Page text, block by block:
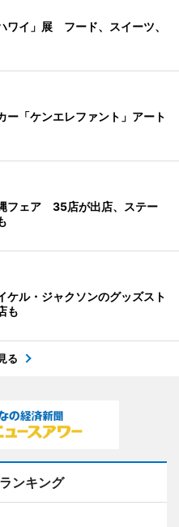
ワイ」展 フード、スイーツ、
ー「ケンエレファント」アート
フェア 35店が出店、ステー
ケル・ジャクソンのグッズスト
も
る
ンキング